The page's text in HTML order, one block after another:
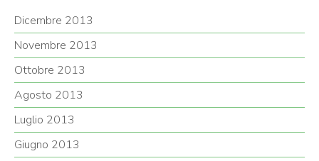
Dicembre 2013
Novembre 2013
Ottobre 2013
Agosto 2013
Luglio 2013
Giugno 2013